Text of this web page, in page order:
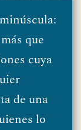
que
cuya
de una
lo